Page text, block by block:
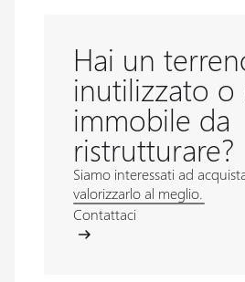
Hai un
inutilizzato o
immobile da
ristrutturare?
Siamo interessati ad
valorizzarlo al meglio.
Contattaci